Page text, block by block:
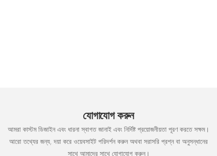
যোগাযোগ করুন
আমরা কাস্টম ডিজাইন এবং ধারনা স্বাগত জানাই এবং নির্দিষ্ট প্রয়োজনীয়তা পূরণ করতে সক্ষম।
আরো তথ্যের জন্য, দয়া করে ওয়েবসাইট পরিদর্শন করুন অথবা সরাসরি প্রশ্ন বা অনুসন্ধানের
সাথে আমাদের সাথে যোগাযোগ করুন।